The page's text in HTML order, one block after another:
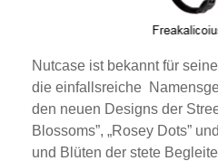
Nutcase ist bekannt für
die einfallsreiche
den neuen Designs der
Blossoms”, „Rosey Dots”
und Blüten der stete